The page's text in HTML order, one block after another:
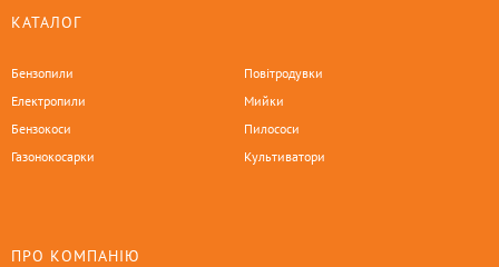
КАТАЛОГ
Бензопили
Електропили
Бензокоси
Газонокосарки
Повітродувки
Мийки
Пилососи
Культиватори
ПРО КОМПАНІЮ